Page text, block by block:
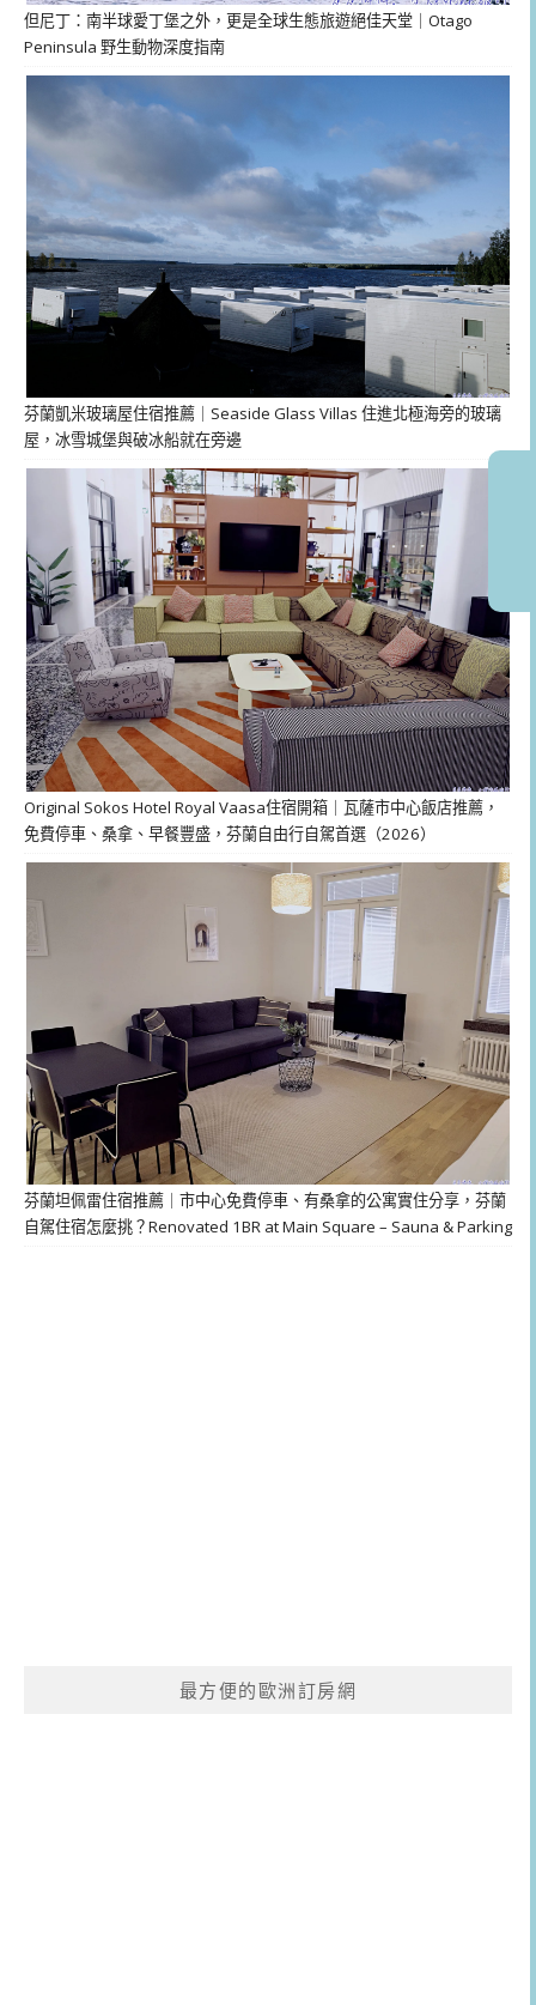
但尼丁：南半球愛丁堡之外，更是全球生態旅遊絕佳天堂｜Otago
Peninsula 野生動物深度指南
芬蘭凱米玻璃屋住宿推薦｜Seaside Glass Villas 住進北極海旁的玻璃
屋，冰雪城堡與破冰船就在旁邊
Original Sokos Hotel Royal Vaasa住宿開箱｜瓦薩市中心飯店推薦，
免費停車、桑拿、早餐豐盛，芬蘭自由行自駕首選（2026）
芬蘭坦佩雷住宿推薦｜市中心免費停車、有桑拿的公寓實住分享，芬蘭
自駕住宿怎麼挑？Renovated 1BR at Main Square – Sauna & Parking
最方便的歐洲訂房網